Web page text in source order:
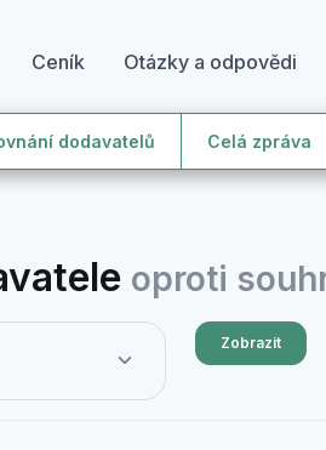
Ceník Otázky a odpovědi
dodavatelů Celá zpráva
oproti
Zobrazit